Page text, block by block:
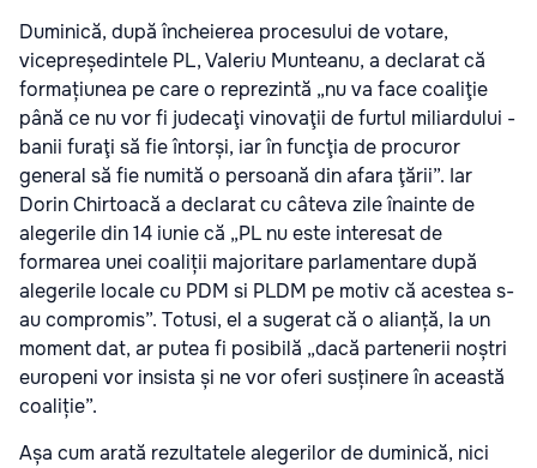
Duminică, după încheierea procesului de votare,
vicepreședintele PL, Valeriu Munteanu, a declarat că
formațiunea pe care o reprezintă „nu va face coaliţie
până ce nu vor fi judecaţi vinovaţii de furtul miliardului -
banii furaţi să fie întorși, iar în funcţia de procuror
general să fie numită o persoană din afara ţării”. Iar
Dorin Chirtoacă a declarat cu câteva zile înainte de
alegerile din 14 iunie că „PL nu este interesat de
formarea unei coaliții majoritare parlamentare după
alegerile locale cu PDM si PLDM pe motiv că acestea s-
au compromis”. Totusi, el a sugerat că o alianță, la un
moment dat, ar putea fi posibilă „dacă partenerii noștri
europeni vor insista și ne vor oferi susținere în această
coaliție”.
Așa cum arată rezultatele alegerilor de duminică, nici